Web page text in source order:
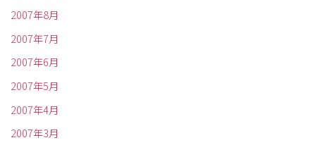
2007年8月
2007年7月
2007年6月
2007年5月
2007年4月
2007年3月